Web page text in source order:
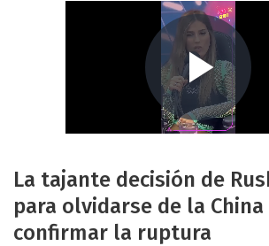
La tajante decisión de
para olvidarse de la
confirmar la ruptura